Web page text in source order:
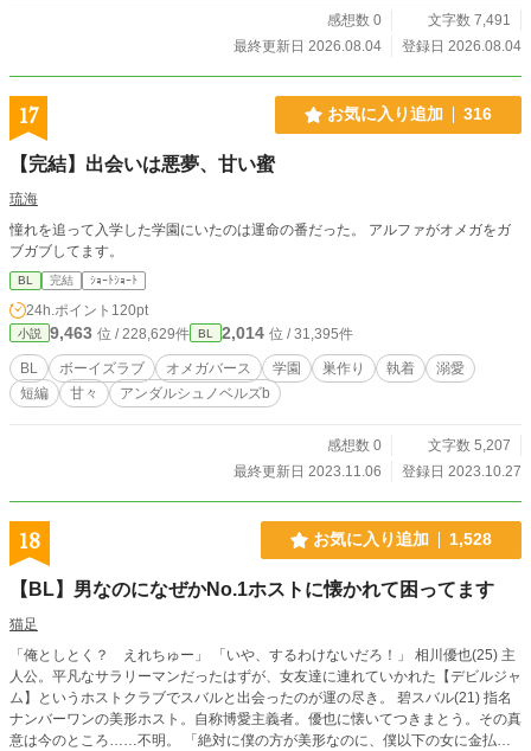
感想数 0
文字数 7,491
最終更新日 2026.08.04
登録日 2026.08.04
17 お気に入り追加 316
【完結】出会いは悪夢、甘い蜜
琉海
憧れを追って入学した学園にいたのは運命の番だった。 アルファがオメガをガ
ブガブしてます。
BL 完結 ｼｮｰﾄｼｮｰﾄ
24h.ポイント 120pt
小説 9,463 位 / 228,629件 BL 2,014 位 / 31,395件
BL ボーイズラブ オメガバース 学園 巣作り 執着
溺愛
短編
甘々 アンダルシュノベルズb
感想数 0
文字数 5,207
最終更新日 2023.11.06
登録日 2023.10.27
18 お気に入り追加 1,528
【BL】男なのになぜかNo.1ホストに懐かれて困ってます
猫足
「俺としとく？ えれちゅー」 「いや、するわけないだろ！」 相川優也(25) 主
人公。平凡なサラリーマンだったはずが、女友達に連れていかれた【デビルジャ
ム】というホストクラブでスバルと出会ったのが運の尽き。 碧スバル(21) 指名
ナンバーワンの美形ホスト。自称博愛主義者。優也に懐いてつきまとう。その真
意は今のところ……不明。 「絶対に僕の方が美形なのに、僕以下の女に金払っ